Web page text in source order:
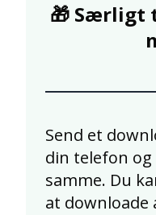
🎁 Særligt
Send et
din telefon
samme. Du
at downloade